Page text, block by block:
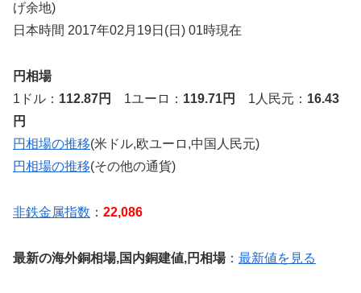
げ余地)
日本時間 2017年02月19日(日) 01時現在
円相場
1ドル： 112.87円 1ユーロ： 119.71円 1人民元： 16.43
円
円相場の推移(米ドル,欧ユーロ,中国人民元)
円相場の推移(その他の通貨)
非鉄金属指数 ： 22,086
最新の海外銅相場,国内銅建値,円相場： 最新値を見る